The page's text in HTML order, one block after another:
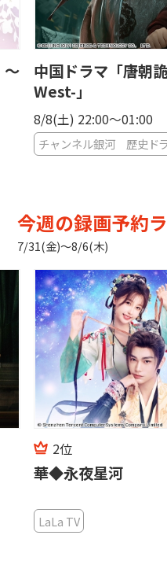
～
中国ドラマ「唐朝
West-」
8/8(土) 22:00〜01:00
チャンネル銀河 歴史ド
今週の録画予約
7/31(金)〜8/6(木)
2位
華◆永夜星河
LaLa TV